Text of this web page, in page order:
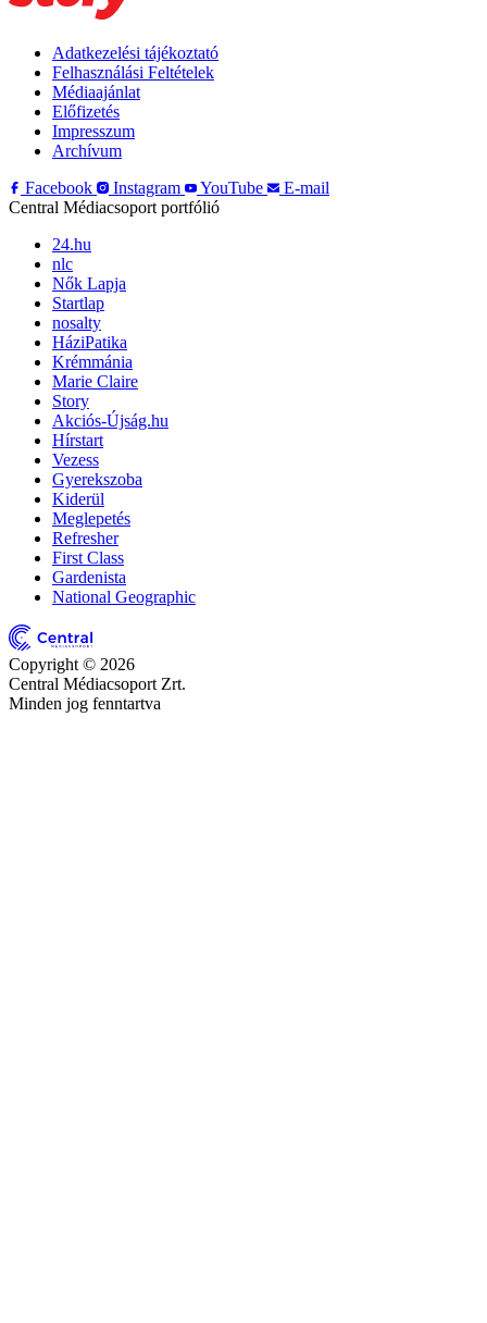
Adatkezelési tájékoztató
Felhasználási Feltételek
Médiaajánlat
Előfizetés
Impresszum
Archívum
Facebook
Instagram YouTube
E-mail
Central Médiacsoport portfólió
24.hu
nlc
Nők Lapja
Startlap
nosalty
HáziPatika
Krémmánia
Marie Claire
Story
Akciós-Újság.hu
Hírstart
Vezess
Gyerekszoba
Kiderül
Meglepetés
Refresher
First Class
Gardenista
National Geographic
Copyright © 2026
Central Médiacsoport Zrt.
Minden jog fenntartva